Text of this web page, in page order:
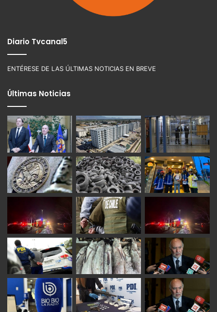
Diario Tvcanal5
ENTÉRESE DE LAS ÚLTIMAS NOTICIAS EN BREVE
Últimas Noticias